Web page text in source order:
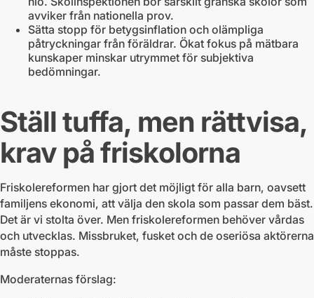
avviker från nationella prov.
Sätta stopp för betygsinflation och olämpliga
påtryckningar från föräldrar. Ökat fokus på mätbara
kunskaper minskar utrymmet för subjektiva
bedömningar.
Ställ tuffa, men rättvisa,
krav på friskolorna
Friskolereformen har gjort det möjligt för alla barn, oavsett
familjens ekonomi, att välja den skola som passar dem bäst.
Det är vi stolta över. Men friskolereformen behöver vårdas
och utvecklas. Missbruket, fusket och de oseriösa aktörerna
måste stoppas.
Moderaternas förslag: